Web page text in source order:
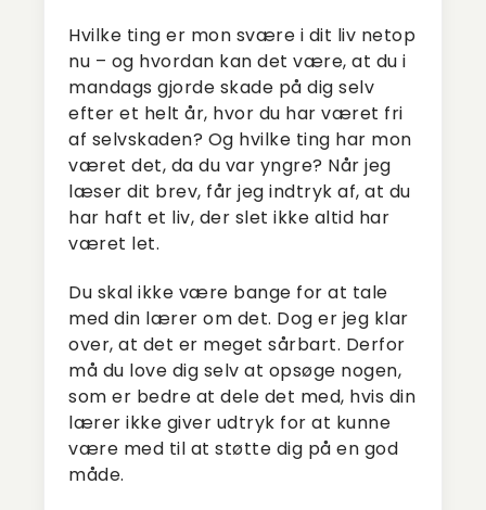
Hvilke ting er mon svære i dit liv netop
nu – og hvordan kan det være, at du i
mandags gjorde skade på dig selv
efter et helt år, hvor du har været fri
af selvskaden? Og hvilke ting har mon
været det, da du var yngre? Når jeg
læser dit brev, får jeg indtryk af, at du
har haft et liv, der slet ikke altid har
været let.
Du skal ikke være bange for at tale
med din lærer om det. Dog er jeg klar
over, at det er meget sårbart. Derfor
må du love dig selv at opsøge nogen,
som er bedre at dele det med, hvis din
lærer ikke giver udtryk for at kunne
være med til at støtte dig på en god
måde.